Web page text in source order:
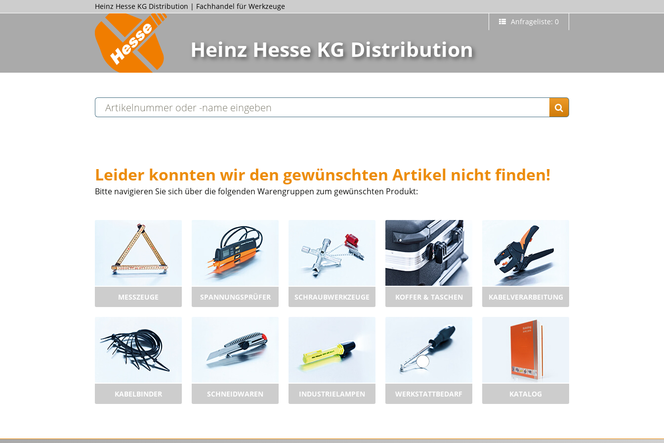
Heinz Hesse KG Distribution | Fachhandel für Werkzeuge
Anfrageliste: 0
Heinz Hesse KG Distribution
Leider konnten wir den gewünschten Artikel nicht finden!
Bitte navigieren Sie sich über die folgenden Warengruppen zum gewünschten Produkt:
MESSZEUGE SPANNUNGSPRÜFER SCHRAUBWERKZEUGE KOFFER & TASCHEN KABELVERARBEITUNG
KABELBINDER SCHNEIDWAREN INDUSTRIELAMPEN WERKSTATTBEDARF KATALOG